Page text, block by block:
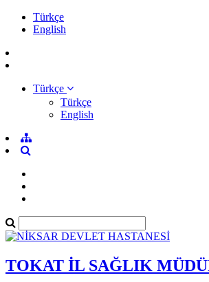
Türkçe
English
Türkçe
Türkçe
English
TOKAT İL SAĞLIK